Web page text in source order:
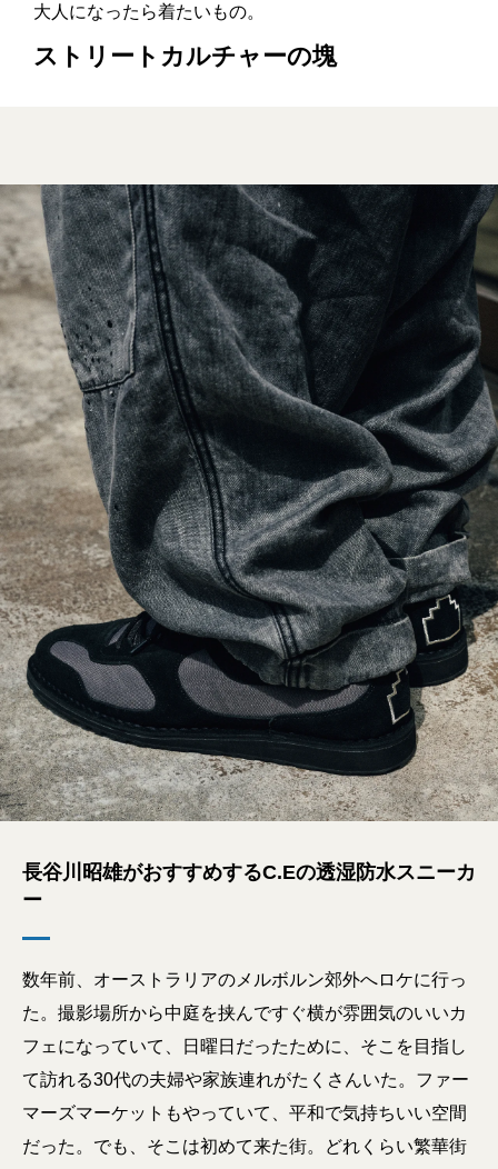
大人になったら着たいもの。
ストリートカルチャーの塊
長谷川昭雄がおすすめするC.Eの透湿防水スニーカ
ー
数年前、オーストラリアのメルボルン郊外へロケに行っ
た。撮影場所から中庭を挟んですぐ横が雰囲気のいいカ
フェになっていて、日曜日だったために、そこを目指し
て訪れる30代の夫婦や家族連れがたくさんいた。ファー
マーズマーケットもやっていて、平和で気持ちいい空間
だった。でも、そこは初めて来た街。どれくらい繁華街